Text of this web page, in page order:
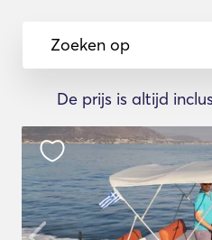
Zoeken op
De prijs is altijd